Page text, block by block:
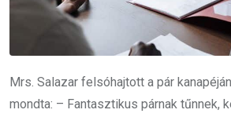
Mrs. Salazar felsóhajtott a pár
mondta: – Fantasztikus párnak tűnnek,